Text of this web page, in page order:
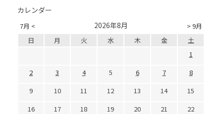
カレンダー
7月 < > 9月
2026年8月
日 月 火 水 木 金
土
1
2
3 4 5 6 7
8
9
10 11 12 13 14
15
16
17 18 19 20 21
22